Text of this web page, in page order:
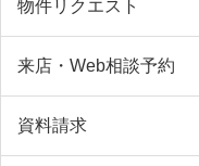
物件リクエスト
来店・Web相談予約
資料請求